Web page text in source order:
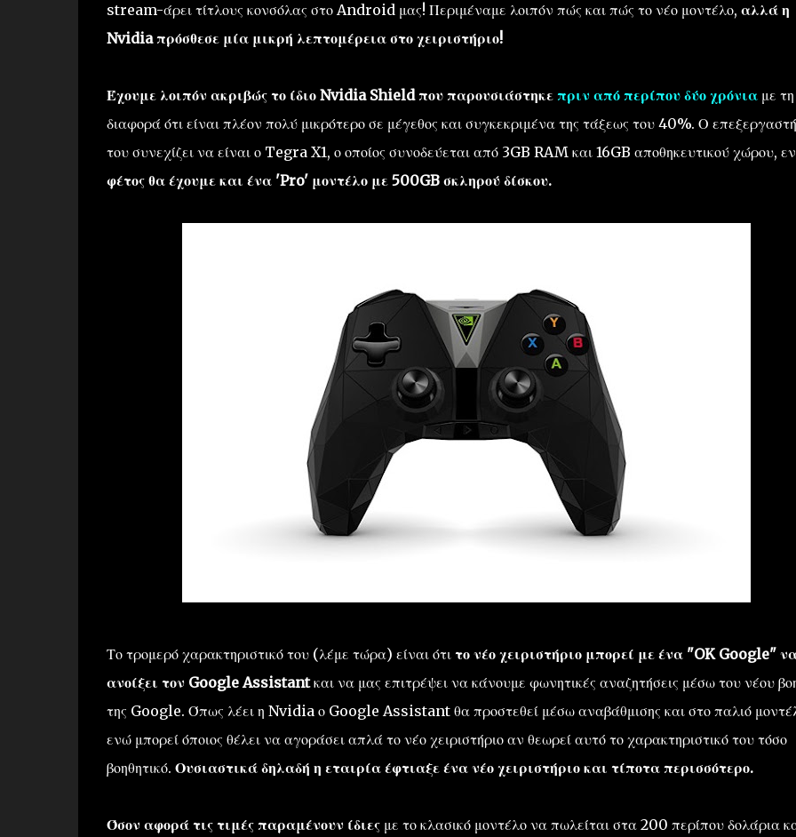
stream-άρει τίτλους κονσόλας στο Android μας! Περιμέναμε λοιπόν πώς και πώς το νέο μοντέλο, αλλά η
Nvidia πρόσθεσε μία μικρή λεπτομέρεια στο χειριστήριο!
Έχουμε λοιπόν ακριβώς το ίδιο Nvidia Shield που παρουσιάστηκε πριν από περίπου δύο χρόνιαμε τη
διαφορά ότι είναι πλέον πολύ μικρότερο σε μέγεθος και συγκεκριμένα της τάξεως του 40%. Ο
του συνεχίζει να είναι ο Tegra X1, ο οποίος συνοδεύεται από 3GB RAM και 16GB αποθηκευτικού χώρου,
φέτος θα έχουμε και ένα 'Pro' μοντέλο με 500GB σκληρού δίσκου.
Το τρομερό χαρακτηριστικό του (λέμε τώρα) είναι ότι το νέο χειριστήριο μπορεί με ένα "OK Google"
ανοίξει τον Google Assistantκαι να μας επιτρέψει να κάνουμε φωνητικές αναζητήσεις μέσω του νέου
της Google. Όπως λέει η Nvidia ο Google Assistant θα προστεθεί μέσω αναβάθμισης και στο παλιό
ενώ μπορεί όποιος θέλει να αγοράσει απλά το νέο χειριστήριο αν θεωρεί αυτό το χαρακτηριστικό του τόσο
βοηθητικό. Ουσιαστικά δηλαδή η εταιρία έφτιαξε ένα νέο χειριστήριο και τίποτα περισσότερο.
Όσον αφορά τις τιμές παραμένουν ίδιες με το κλασικό μοντέλο να πωλείται στα 200 περίπου δολάρια